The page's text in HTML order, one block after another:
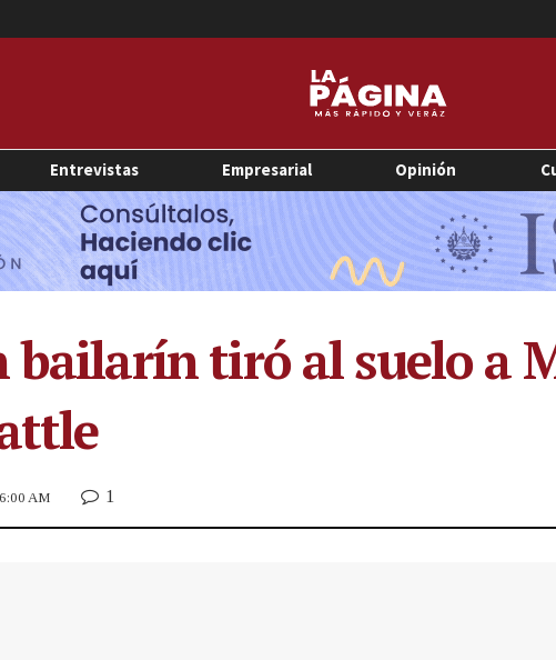
Entrevistas Empresarial Opinión
bailarín tiró al suelo a
AM 1